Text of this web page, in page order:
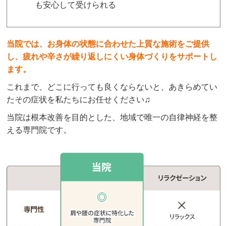
も安心して受けられる
当院では、お身体の状態に合わせた上質な施術をご提供
し、疲れや辛さが繰り返しにくい身体づくりをサポートし
ます。
これまで、どこに行っても良くならないと、あきらめてい
たその症状を私たちにお任せください♫
当院は根本改善を目的とした、地域で唯一の自律神経を整
える専門院です。